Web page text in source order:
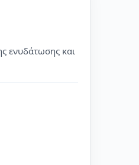
ενυδάτωσης και